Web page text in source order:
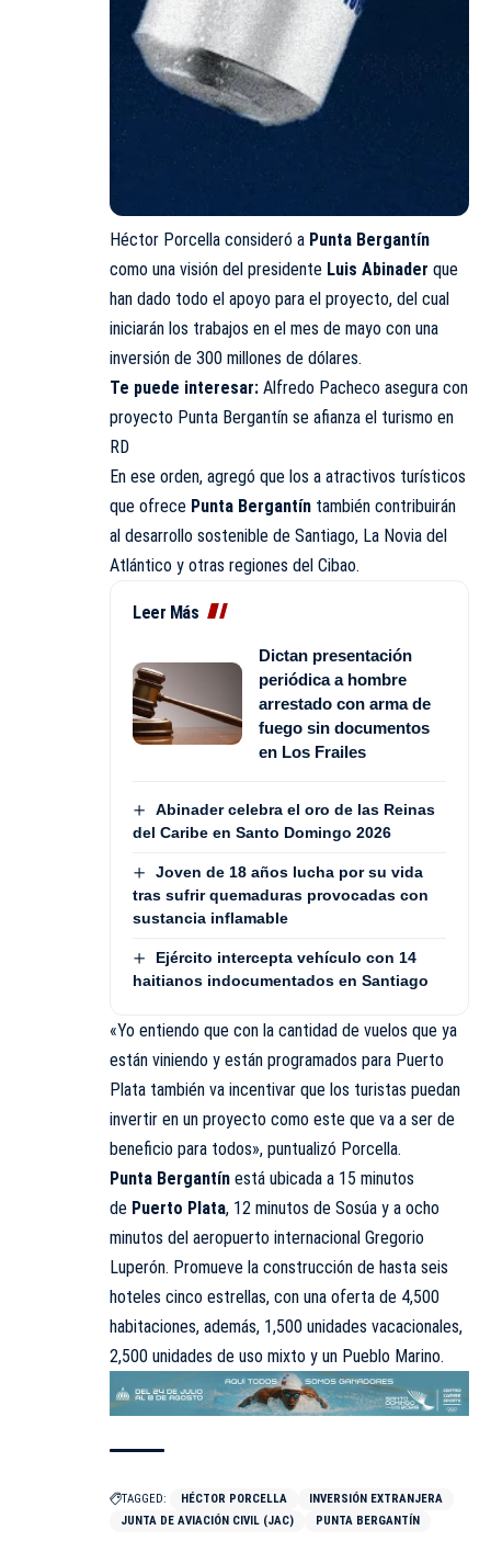
Héctor Porcella consideró a Punta Bergantín
como una visión del presidente Luis Abinader que
han dado todo el apoyo para el proyecto, del cual
iniciarán los trabajos en el mes de mayo con una
inversión de 300 millones de dólares.
Te puede interesar: Alfredo Pacheco asegura con
proyecto Punta Bergantín se afianza el turismo en
RD
En ese orden, agregó que los a atractivos turísticos
que ofrece Punta Bergantín también contribuirán
al desarrollo sostenible de Santiago, La Novia del
Atlántico y otras regiones del Cibao.
Leer Más
Dictan presentación
periódica a hombre
arrestado con arma de
fuego sin documentos
en Los Frailes
Abinader celebra el oro de las Reinas
del Caribe en Santo Domingo 2026
Joven de 18 años lucha por su vida
tras sufrir quemaduras provocadas con
sustancia inflamable
Ejército intercepta vehículo con 14
haitianos indocumentados en Santiago
«Yo entiendo que con la cantidad de vuelos que ya
están viniendo y están programados para Puerto
Plata también va incentivar que los turistas puedan
invertir en un proyecto como este que va a ser de
beneficio para todos», puntualizó Porcella.
Punta Bergantín está ubicada a 15 minutos
de Puerto Plata, 12 minutos de Sosúa y a ocho
minutos del aeropuerto internacional Gregorio
Luperón. Promueve la construcción de hasta seis
hoteles cinco estrellas, con una oferta de 4,500
habitaciones, además, 1,500 unidades vacacionales,
2,500 unidades de uso mixto y un Pueblo Marino.
TAGGED: HÉCTOR PORCELLA
INVERSIÓN EXTRANJERA
JUNTA DE AVIACIÓN CIVIL (JAC)
PUNTA BERGANTÍN